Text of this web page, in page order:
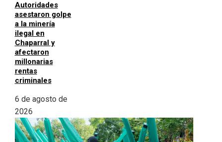
Autoridades
asestaron golpe
a la minería
ilegal en
Chaparral y
afectaron
millonarias
rentas
criminales
6 de agosto de
2026